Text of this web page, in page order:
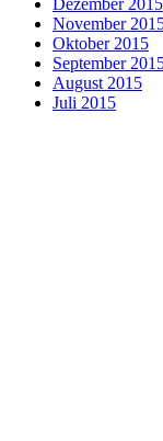
November
Oktober 2015
September
August 2015
Juli 2015